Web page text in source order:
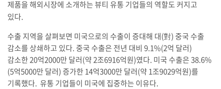
제품을 해외시장에 소개하는 뷰티 유통 기업들의 역할도 커지고
있다.
수출 지역을 살펴보면 미국으로의 수출이 증대해 대(對) 중국 수출
감소를 상쇄하고 있다. 중국 수출은 전년 대비 9.1%(2억 달러)
감소한 20억2000만 달러(약 2조6916억원)였다. 미국 수출은 38.6%
(5억5000만 달러) 증가한 14억3000만 달러(약 1조9029억원)를
기록했다. 유통 기업들이 미국에 집중하는 이유다.